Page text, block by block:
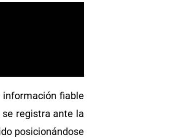
fiable
registra ante la
posicionándose